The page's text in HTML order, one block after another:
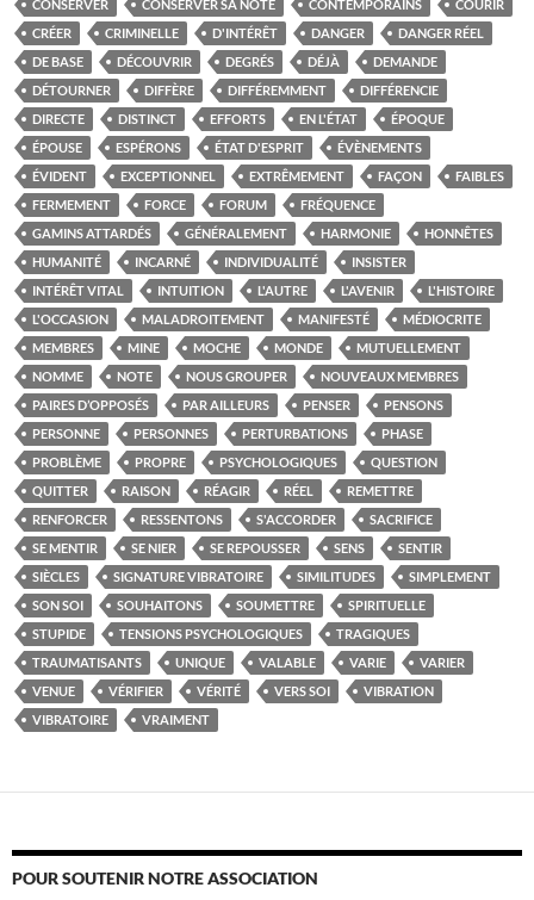
CONSERVER CONSERVER SA NOTE CONTEMPORAINS
COURIR
CRÉER
CRIMINELLE D'INTÉRÊT DANGER
DANGER RÉEL
DE BASE
DÉCOUVRIR DEGRÉS DÉJÀ
DEMANDE
DÉTOURNER
DIFFÈRE DIFFÉREMMENT
DIFFÉRENCIE
DIRECTE
DISTINCT EFFORTS EN L'ÉTAT
ÉPOQUE
ÉPOUSE
ESPÉRONS ÉTAT D'ESPRIT
ÉVÈNEMENTS
ÉVIDENT
EXCEPTIONNEL EXTRÊMEMENT FAÇON
FAIBLES
FERMEMENT
FORCE FORUM
FRÉQUENCE
GAMINS ATTARDÉS
GÉNÉRALEMENT HARMONIE
HONNÊTES
HUMANITÉ
INCARNÉ INDIVIDUALITÉ
INSISTER
INTÉRÊT VITAL
INTUITION L'AUTRE L'AVENIR
L'HISTOIRE
L'OCCASION
MALADROITEMENT MANIFESTÉ
MÉDIOCRITE
MEMBRES
MINE MOCHE MONDE
MUTUELLEMENT
NOMME
NOTE NOUS GROUPER
NOUVEAUX MEMBRES
PAIRES D’OPPOSÉS
PAR AILLEURS PENSER
PENSONS
PERSONNE
PERSONNES PERTURBATIONS
PHASE
PROBLÈME
PROPRE PSYCHOLOGIQUES
QUESTION
QUITTER
RAISON RÉAGIR RÉEL
REMETTRE
RENFORCER
RESSENTONS S'ACCORDER
SACRIFICE
SE MENTIR
SE NIER SE REPOUSSER SENS
SENTIR
SIÈCLES
SIGNATURE VIBRATOIRE SIMILITUDES
SIMPLEMENT
SON SOI
SOUHAITONS SOUMETTRE
SPIRITUELLE
STUPIDE
TENSIONS PSYCHOLOGIQUES
TRAGIQUES
TRAUMATISANTS
UNIQUE VALABLE VARIE
VARIER
VENUE
VÉRIFIER VÉRITÉ VERS SOI
VIBRATION
VIBRATOIRE
VRAIMENT
POUR SOUTENIR NOTRE ASSOCIATION